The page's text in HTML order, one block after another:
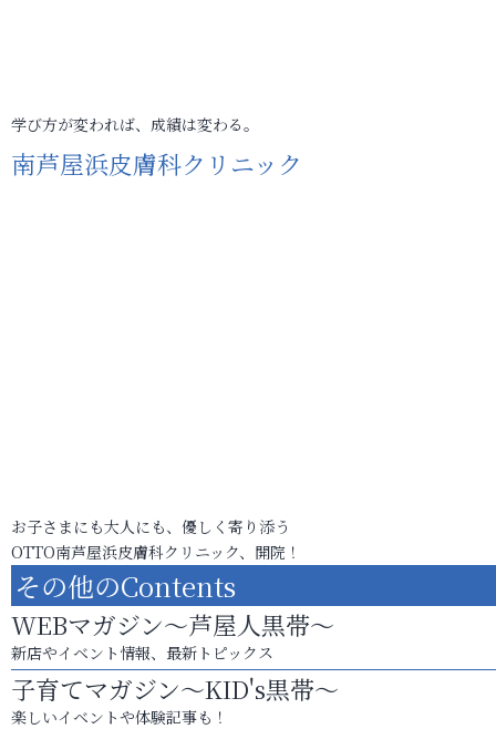
学び方が変われば、成績は変わる。
南芦屋浜皮膚科クリニック
お子さまにも大人にも、優しく寄り添う
OTTO南芦屋浜皮膚科クリニック、開院！
その他のContents
WEBマガジン～芦屋人黒帯～
新店やイベント情報、最新トピックス
子育てマガジン～KID's黒帯～
楽しいイベントや体験記事も！